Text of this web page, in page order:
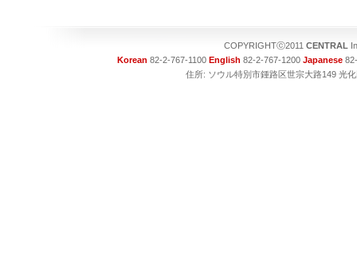
COPYRIGHTⓒ2011 CENTRAL
Korean 82-2-767-1100 English 82-2-767-1200 Japanese
住所: ソウル特別市鍾路区世宗大路149 光